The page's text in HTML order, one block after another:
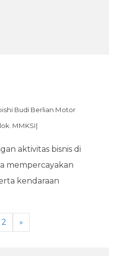
Budi Berlian Motor
MMKSI|
aktivitas bisnis di
mempercayakan
kendaraan
2 »